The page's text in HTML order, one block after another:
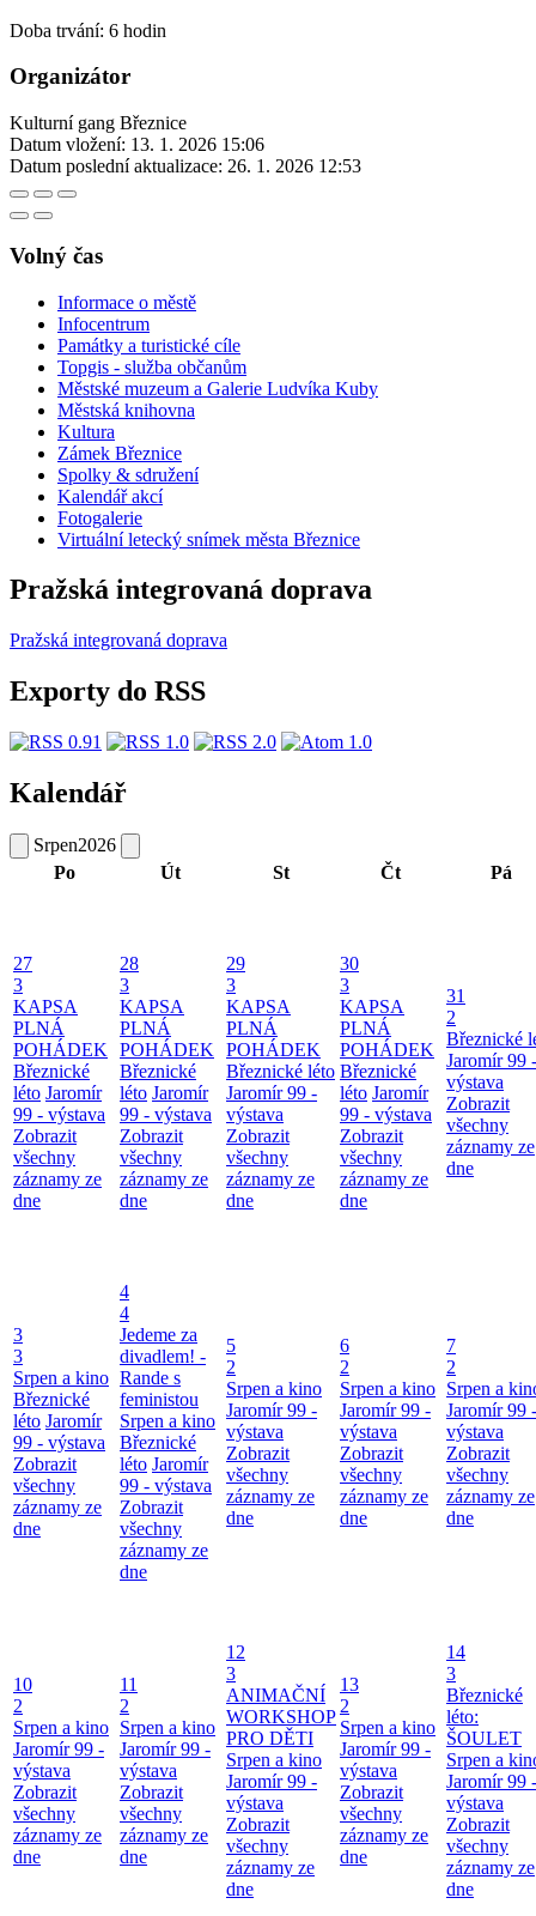
Doba trvání: 6 hodin
Organizátor
Kulturní gang Březnice
Datum vložení: 13. 1. 2026 15:06
Datum poslední aktualizace: 26. 1. 2026 12:53
Volný čas
Informace o městě
Infocentrum
Památky a turistické cíle
Topgis - služba občanům
Městské muzeum a Galerie Ludvíka Kuby
Městská knihovna
Kultura
Zámek Březnice
Spolky & sdružení
Kalendář akcí
Fotogalerie
Virtuální letecký snímek města Březnice
Pražská integrovaná doprava
Pražská integrovaná doprava
Exporty do RSS
Kalendář
Srpen2026
Po
Út St Čt Pá
27
3
KAPSA
PLNÁ
POHÁDEK
Březnické
léto Jaromír
99 - výstava
Zobrazit
všechny
záznamy ze
dne
28
3
KAPSA
PLNÁ
POHÁDEK
Březnické
léto Jaromír
99 - výstava
Zobrazit
všechny
záznamy ze
dne
29
3
KAPSA
PLNÁ
POHÁDEK
Březnické léto
Jaromír 99 -
výstava
Zobrazit
všechny
záznamy ze
dne
30
3
KAPSA
PLNÁ
POHÁDEK
Březnické
léto Jaromír
99 - výstava
Zobrazit
všechny
záznamy ze
dne
31
2
Březnické
Jaromír 99 -
výstava
Zobrazit
všechny
záznamy ze
dne
3
3
Srpen a kino
Březnické
léto Jaromír
99 - výstava
Zobrazit
všechny
záznamy ze
dne
4
4
Jedeme za
divadlem! -
Rande s
feministou
Srpen a kino
Březnické
léto Jaromír
99 - výstava
Zobrazit
všechny
záznamy ze
dne
5
2
Srpen a kino
Jaromír 99 -
výstava
Zobrazit
všechny
záznamy ze
dne
6
2
Srpen a kino
Jaromír 99 -
výstava
Zobrazit
všechny
záznamy ze
dne
7
2
Srpen a
Jaromír 99 -
výstava
Zobrazit
všechny
záznamy ze
dne
10
2
Srpen a kino
Jaromír 99 -
výstava
Zobrazit
všechny
záznamy ze
dne
11
2
Srpen a kino
Jaromír 99 -
výstava
Zobrazit
všechny
záznamy ze
dne
12
3
ANIMAČNÍ
WORKSHOP
PRO DĚTI
Srpen a kino
Jaromír 99 -
výstava
Zobrazit
všechny
záznamy ze
dne
13
2
Srpen a kino
Jaromír 99 -
výstava
Zobrazit
všechny
záznamy ze
dne
14
3
Březnické
léto:
ŠOULET
Srpen a
Jaromír 99 -
výstava
Zobrazit
všechny
záznamy ze
dne